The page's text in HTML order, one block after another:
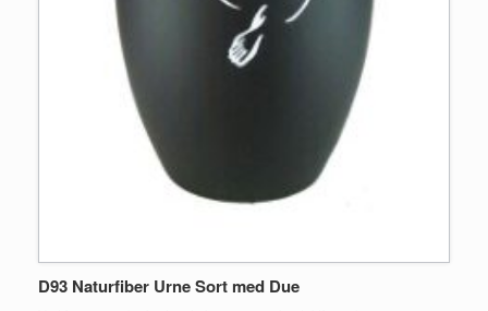
D93 Naturfiber Urne Sort med Due